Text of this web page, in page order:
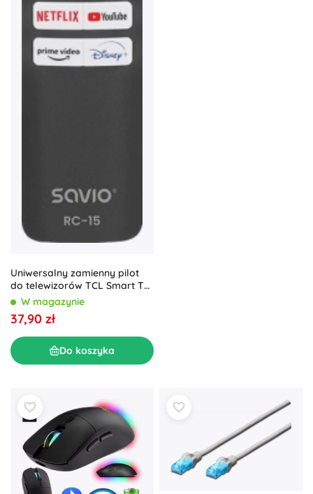
Uniwersalny zamienny pilot
do telewizorów TCL Smart TV
RC-15
W magazynie
37,90 zł
Do koszyka